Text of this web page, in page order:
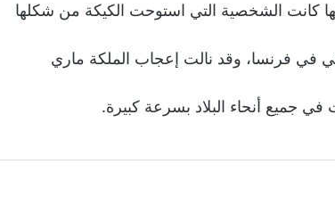
كانت الشخصية التي استوحت الكيكة من شكلها
في فرنسا، وقد نالت إعجاب الملكة ماري
جميع أنحاء البلاد بسرعة كبيرة.